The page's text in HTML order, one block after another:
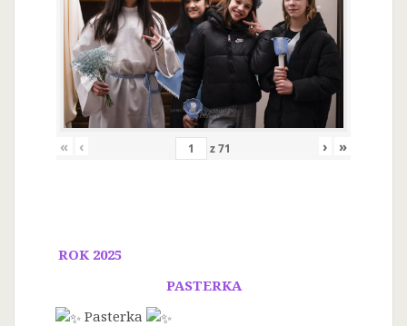
« ‹ z71 › »
ROK 2025
PASTERKA
Pasterka